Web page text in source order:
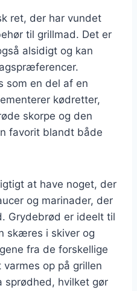
ret, der har vundet
til grillmad. Det er
alsidigt og kan
som en del af en
kødretter,
skorpe og den
favorit blandt både
at have noget, der
og marinader, der
Grydebrød er ideelt til
skæres i skiver og
fra de forskellige
op på grillen
sprødhed, hvilket gør